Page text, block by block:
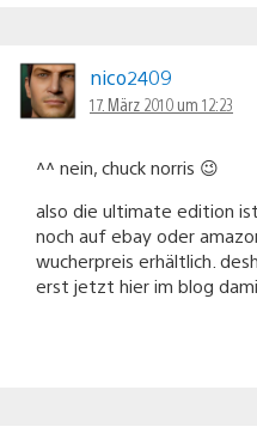
nico2409
17. März 2010 um 12:23
^^ nein, chuck norris 😉
also die ultimate edition
noch auf ebay oder
wucherpreis erhältlich.
erst jetzt hier im blog